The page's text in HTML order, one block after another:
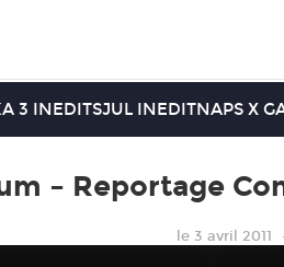
3 INEDITSJUL INEDITNAPS X
– Reportage
le 3 avril 2011